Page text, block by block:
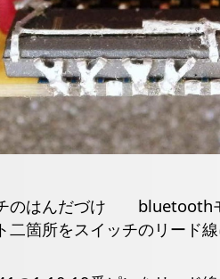
のはんだづけ bluetooth
二箇所をスイッチのリード